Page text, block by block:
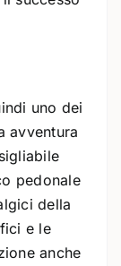
uno dei
avventura
pedonale
della
e le
anche